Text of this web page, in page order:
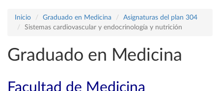
Inicio Graduado en Medicina
Asignaturas del plan 304
Sistemas cardiovascular y endocrinología y nutrición
Graduado en Medicina
Facultad de Medicina